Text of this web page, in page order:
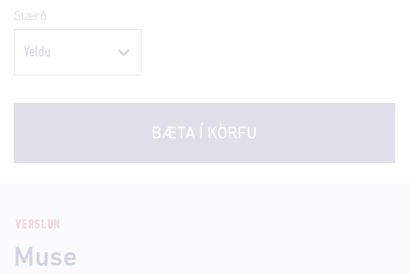
Stærð
BÆTA Í KÖRFU
VERSLUN
Muse